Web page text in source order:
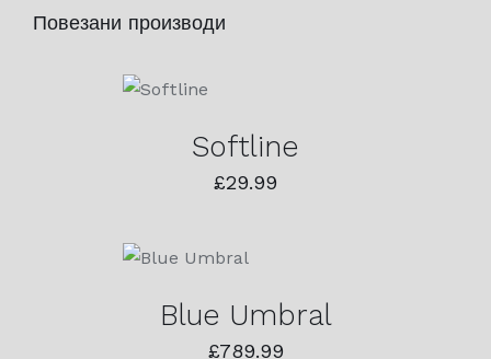
Повезани производи
КОРПУ
DETAILSSoftline
£29.99
КОРПУ
/
Blue Umbral
£789.99